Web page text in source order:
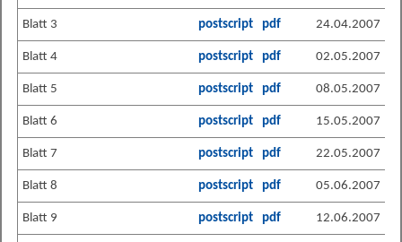
Blatt 3 postscript pdf 24.04.2007
Blatt 4 postscript pdf 02.05.2007
Blatt 5 postscript pdf 08.05.2007
Blatt 6 postscript pdf 15.05.2007
Blatt 7 postscript pdf 22.05.2007
Blatt 8 postscript pdf 05.06.2007
Blatt 9 postscript pdf 12.06.2007